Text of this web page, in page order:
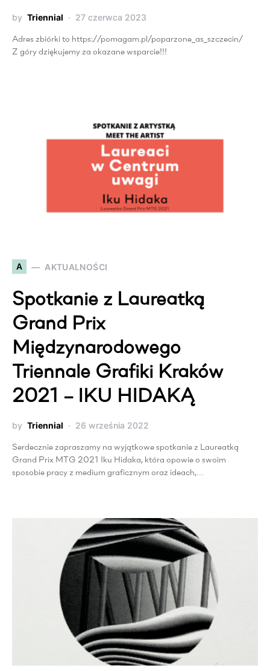
by Triennial 27 czerwca 2023
Adres zbiórki to https://pomagam.pl/poparzone_as_szczecin/
Z góry dziękujemy za okazane wsparcie!!!
A AKTUALNOŚCI
Spotkanie z Laureatką
Grand Prix
Międzynarodowego
Triennale Grafiki Kraków
2021 – IKU HIDAKĄ
by Triennial 26 września 2022
Serdecznie zapraszamy na wyjątkowe spotkanie z Laureatką
Grand Prix MTG 2021 Iku Hidaka, która opowie o swoim
sposobie pracy z medium graficznym oraz ideach,…